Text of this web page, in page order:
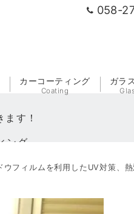
058-
カーコーティング
Coating
ガラ
す！
フィルムを利用したUV対策、熱